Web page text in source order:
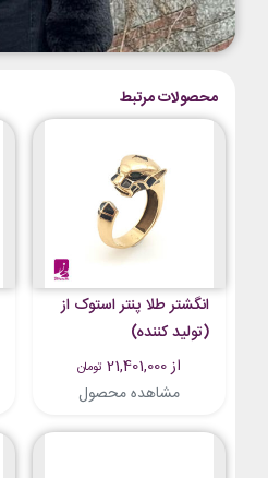
محصولات مرتبط
انگشتر طلا پنتر استوک از
(تولید کننده)
از 21,401,000
تومان
مشاهده محصول